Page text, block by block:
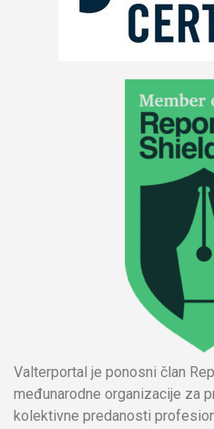
Valterportal je ponosni član
međunarodne organizacije za
kolektivne predanosti